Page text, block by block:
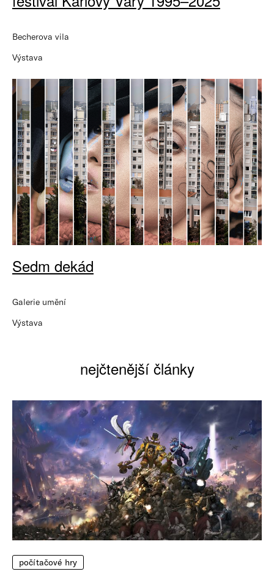
Becherova vila
Výstava
Sedm dekád
Galerie umění
Výstava
nejčtenější články
počítačové hry